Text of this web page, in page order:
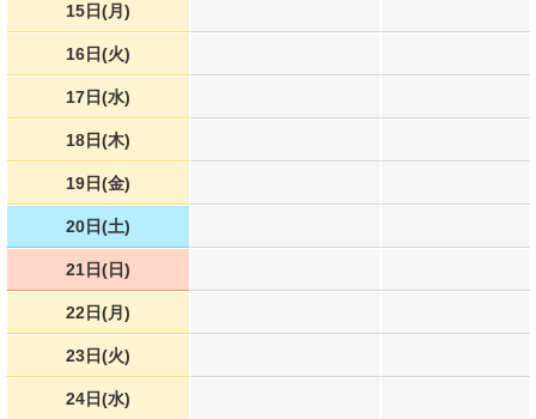
15日(月)
16日(火)
17日(水)
18日(木)
19日(金)
20日(土)
21日(日)
22日(月)
23日(火)
24日(水)